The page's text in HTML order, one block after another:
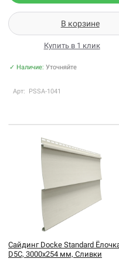
В корзине
Купить в 1 клик
✓ Наличие:Уточняйте
Арт: PSSA-1041
Сайдинг Docke Standard
D5C, 3000х254 мм, Сливки